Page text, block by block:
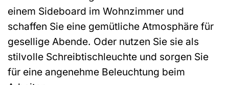
einem Sideboard im Wohnzimmer und
schaffen Sie eine gemütliche Atmosphäre für
gesellige Abende. Oder nutzen Sie sie als
stilvolle Schreibtischleuchte und sorgen Sie
für eine angenehme Beleuchtung beim